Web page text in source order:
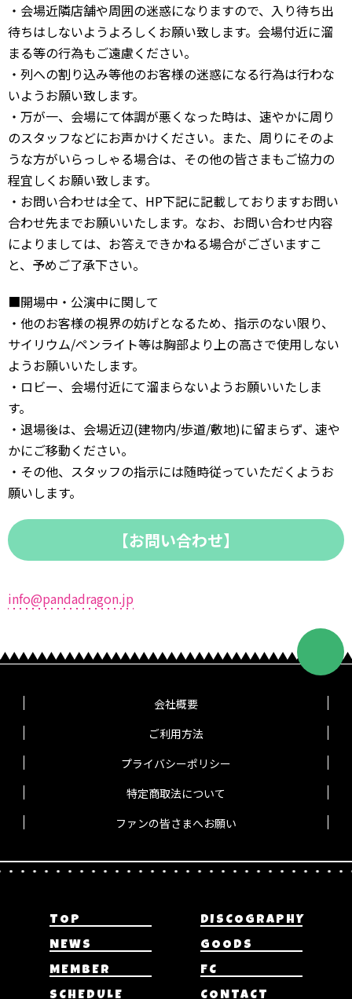
・会場近隣店舗や周囲の迷惑になりますので、入り待ち出
待ちはしないようよろしくお願い致します。会場付近に溜
まる等の行為もご遠慮ください。
・列への割り込み等他のお客様の迷惑になる行為は行わな
いようお願い致します。
・万が一、会場にて体調が悪くなった時は、速やかに周り
のスタッフなどにお声かけください。また、周りにそのよ
うな方がいらっしゃる場合は、その他の皆さまもご協力の
程宜しくお願い致します。
・お問い合わせは全て、HP下記に記載しておりますお問い
合わせ先までお願いいたします。なお、お問い合わせ内容
によりましては、お答えできかねる場合がございますこ
と、予めご了承下さい。
■開場中・公演中に関して
・他のお客様の視界の妨げとなるため、指示のない限り、
サイリウム/ペンライト等は胸部より上の高さで使用しない
ようお願いいたします。
・ロビー、会場付近にて溜まらないようお願いいたしま
す。
・退場後は、会場近辺(建物内/歩道/敷地)に留まらず、速や
かにご移動ください。
・その他、スタッフの指示には随時従っていただくようお
願いします。
【お問い合わせ】
info@pandadragon.jp
会社概要
ご利用方法
プライバシーポリシー
特定商取法について
ファンの皆さまへお願い
TOP
DISCOGRAPHY
NEWS
GOODS
MEMBER
FC
SCHEDULE
CONTACT